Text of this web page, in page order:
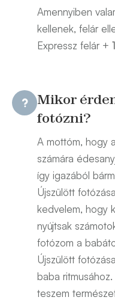
Amennyiben
kellenek, felár
Expressz felár +
Mikor
fotózni?
A mottóm, hogy
számára
így igazából
Újszülött
kedvelem, hogy
nyújtsak
fotózom a
Újszülött
baba
teszem